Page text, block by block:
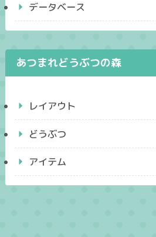
データベース
あつまれどうぶつの森
レイアウト
どうぶつ
アイテム